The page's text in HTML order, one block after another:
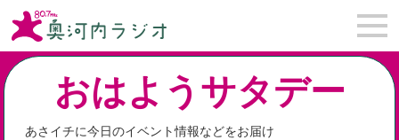
おはようサタデー
あさイチに今日のイベント情報などをお届け